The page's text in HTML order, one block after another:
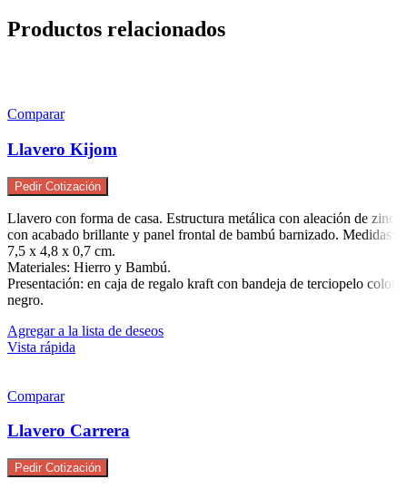
Productos relacionados
Comparar
Llavero Kijom
Pedir Cotización
Llavero con forma de casa. Estructura metálica con aleación de zinc
con acabado brillante y panel frontal de bambú barnizado. Medidas:
7,5 x 4,8 x 0,7 cm.
Materiales: Hierro y Bambú.
Presentación: en caja de regalo kraft con bandeja de terciopelo color
negro.
Agregar a la lista de deseos
Vista rápida
Comparar
Llavero Carrera
Pedir Cotización